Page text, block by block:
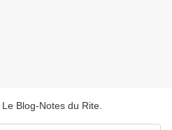
Le Blog-Notes du Rite